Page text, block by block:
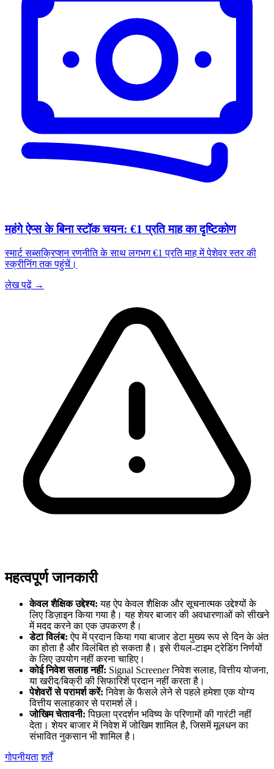
महंगे ऐप्स के बिना स्टॉक चयन: €1 प्रति माह का दृष्टिकोण
स्मार्ट सब्सक्रिप्शन रणनीति के साथ लगभग €1 प्रति माह में पेशेवर स्तर की
स्क्रीनिंग तक पहुंचें।
लेख पढ़ें →
महत्वपूर्ण जानकारी
केवल शैक्षिक उद्देश्य: यह ऐप केवल शैक्षिक और सूचनात्मक उद्देश्यों के
लिए डिज़ाइन किया गया है। यह शेयर बाजार की अवधारणाओं को सीखने
में मदद करने का एक उपकरण है।
डेटा विलंब: ऐप में प्रदान किया गया बाजार डेटा मुख्य रूप से दिन के अंत
का होता है और विलंबित हो सकता है। इसे रीयल-टाइम ट्रेडिंग निर्णयों
के लिए उपयोग नहीं करना चाहिए।
कोई निवेश सलाह नहीं: Signal Screener निवेश सलाह, वित्तीय योजना,
या खरीद/बिक्री की सिफारिशें प्रदान नहीं करता है।
पेशेवरों से परामर्श करें: निवेश के फैसले लेने से पहले हमेशा एक योग्य
वित्तीय सलाहकार से परामर्श लें।
जोखिम चेतावनी: पिछला प्रदर्शन भविष्य के परिणामों की गारंटी नहीं
देता। शेयर बाजार में निवेश में जोखिम शामिल है, जिसमें मूलधन का
संभावित नुकसान भी शामिल है।
गोपनीयता शर्तें